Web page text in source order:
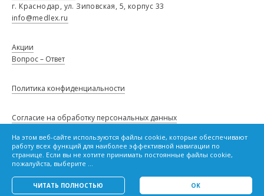
На этом веб-сайте используются файлы cookie, которые обеспечивают
работу всех функций для наиболее эффективной навигации по
странице. Если вы не хотите принимать постоянные файлы cookie,
пожалуйста, выберите ...
ЧИТАТЬ ПОЛНОСТЬЮ OK
Сведения о товарах, опубликованные в настоящем каталоге, не
являются публичной офертой и не влекут за собой обязанности,
предусмотренной статьей 437 Гражданского кодекса Российской
Федерации.
OK
г. Краснодар, ул. Зиповская, 5, корпус 33
info@medlex.ru
Акции
Вопрос – Ответ
Политика конфиденциальности
Согласие на обработку персональных данных
Политику в отношении файлов cookie